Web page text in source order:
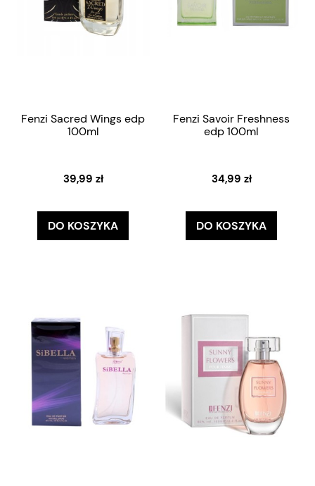
Fenzi Sacred Wings edp
100ml
39,99 zł
DO KOSZYKA
Fenzi Savoir Freshness
edp 100ml
34,99 zł
DO KOSZYKA